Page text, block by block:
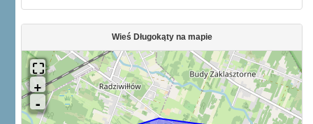
Wieś Długokąty na mapie